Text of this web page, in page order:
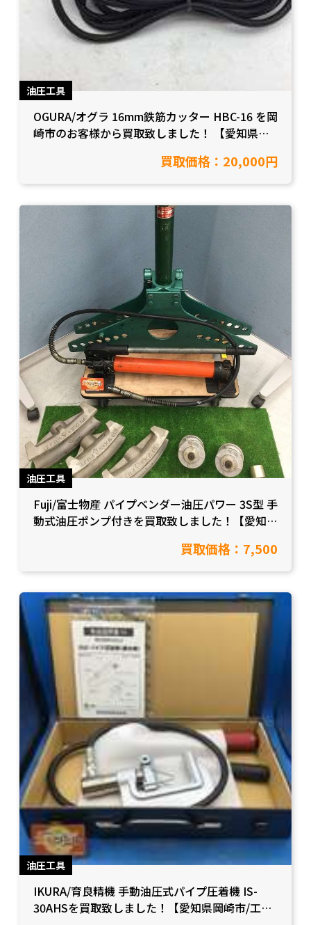
油圧工具
OGURA/オグラ 16mm鉄筋カッター HBC-16 を岡
崎市のお客様から買取致しました！ 【愛知県知
買取価格：20,000円
油圧工具
Fuji/富士物産 パイプベンダー油圧パワー 3S型 手
動式油圧ポンプ付きを買取致しました！【愛知県
買取価格：7,500
油圧工具
IKURA/育良精機 手動油圧式パイプ圧着機 IS-
30AHSを買取致しました！【愛知県岡崎市/工具